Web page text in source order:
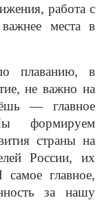
работа с
места в
плаванию, в
не важно на
— главное
формируем
страны на
России, их
главное,
за нашу